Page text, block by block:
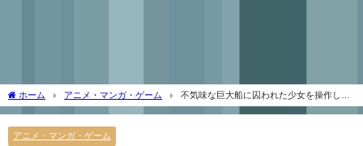
ホーム アニメ・マンガ・ゲーム
不気味な巨大船に囚われた少女を操作して
脱出！『リトルナイトメア』のイメージイラスト
アニメ・マンガ・ゲーム